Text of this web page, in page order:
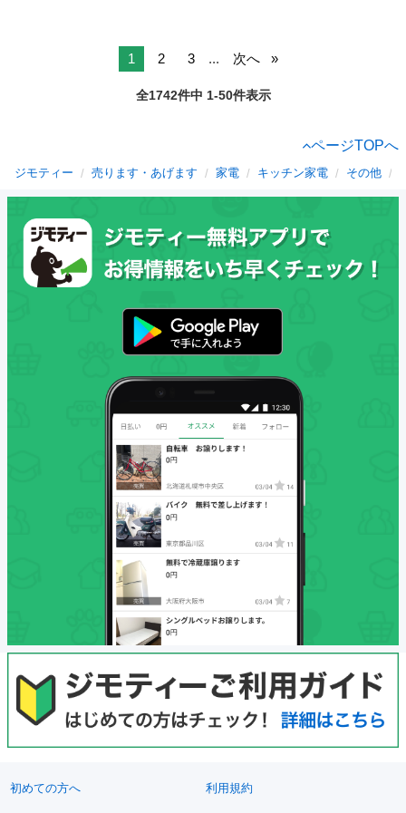
1 2 3 ... 次へ
全1742件中 1-50件表示
ページTOPへ
ジモティー 売ります・あげます 家電 キッチン家電 その他
初めての方へ 利用規約